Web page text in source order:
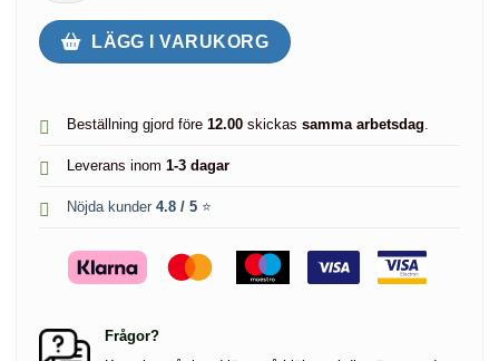
Quest
3
LÄGG I VARUKORG
Beställning gjord före 12.00 skickas samma arbetsdag
Leverans inom 1-3 dagar
Nöjda kunder 4.8 / 5 ⭐
Frågor?